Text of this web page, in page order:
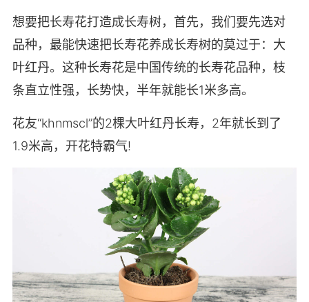
想要把长寿花打造成长寿树，首先，我们要先选对
品种，最能快速把长寿花养成长寿树的莫过于：大
叶红丹。这种长寿花是中国传统的长寿花品种，枝
条直立性强，长势快，半年就能长1米多高。
花友“khnmscl”的2棵大叶红丹长寿，2年就长到了
1.9米高，开花特霸气!